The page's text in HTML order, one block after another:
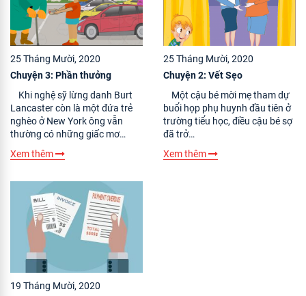
25 Tháng Mười, 2020
Chuyện 3: Phần thưởng
Khi nghệ sỹ lừng danh Burt
Lancaster còn là một đứa trẻ
nghèo ở New York ông vẫn
thường có những giấc mơ…
Xem thêm
25 Tháng Mười, 2020
Chuyện 2: Vết Sẹo
Một cậu bé mời mẹ tham dự
buổi họp phụ huynh đầu tiên ở
trường tiểu học, điều cậu bé sợ
đã trở…
Xem thêm
19 Tháng Mười, 2020